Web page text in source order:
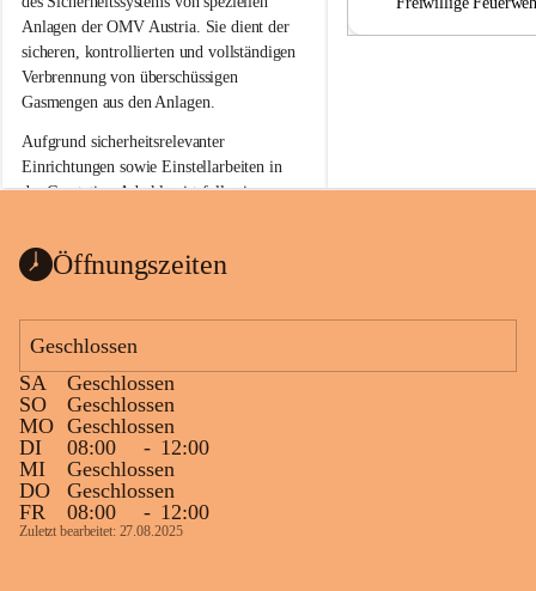
Anlagen der OMV Austria. Sie dient der
sicheren, kontrollierten und vollständigen
Verbrennung von überschüssigen
Gasmengen aus den Anlagen.
Aufgrund sicherheitsrelevanter
Einrichtungen sowie Einstellarbeiten in
der Gasstation Aderklaa ist fallweise
kommenden Tagen und Wochen wird
sein.
Die OMV Austria ist bemüht, für die
Bevölkerung ungewohnte, jedoch
technisch notwendige Betriebszustände so
kurz wie möglich zu halten.
Wir bitten daher die umliegende
Bevölkerung um Verständnis.
Öffnungszeiten
Geschlossen
SA
Geschlossen
SO
Geschlossen
MO Geschlossen
DI
08:00 - 12:00
MI
Geschlossen
DO
Geschlossen
FR
08:00 - 12:00
Zuletzt bearbeitet: 27.08.2025